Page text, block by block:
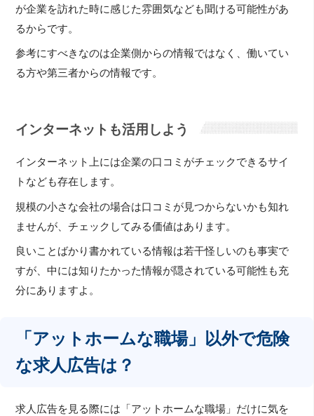
が企業を訪れた時に感じた雰囲気なども聞ける可能性があ
るからです。
参考にすべきなのは企業側からの情報ではなく、働いてい
る方や第三者からの情報です。
インターネットも活用しよう
インターネット上には企業の口コミがチェックできるサイ
トなども存在します。
規模の小さな会社の場合は口コミが見つからないかも知れ
ませんが、チェックしてみる価値はあります。
良いことばかり書かれている情報は若干怪しいのも事実で
すが、中には知りたかった情報が隠されている可能性も充
分にありますよ。
「アットホームな職場」以外で危険
な求人広告は？
求人広告を見る際には「アットホームな職場」だけに気を